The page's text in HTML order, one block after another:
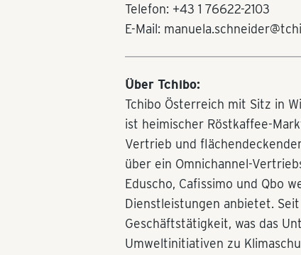
Telefon: +43 1 76622-2103
E-Mail:
Über Tchibo:
Tchibo Österreich mit Sitz in
ist heimischer Röstkaffee-
Vertrieb und
über ein Omnichannel-
Eduscho, Cafissimo und Qbo
Dienstleistungen anbietet.
Geschäftstätigkeit, was das
Umweltinitiativen zu